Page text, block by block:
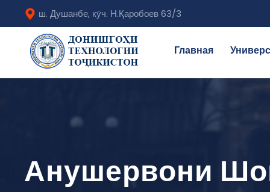
ш. Душанбе, кӯч. Н.Қаробоев 63/3
Главная
Анушервони